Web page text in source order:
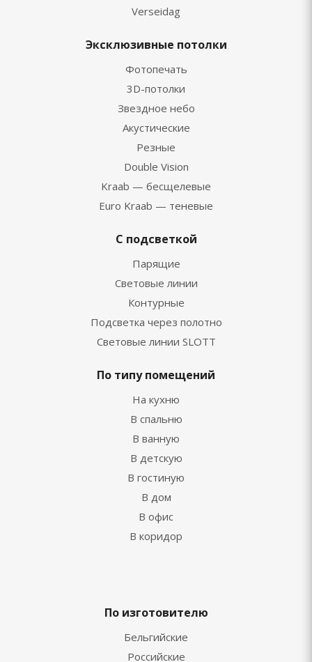
Verseidag
Эксклюзивные потолки
Фотопечать
3D-потолки
Звездное небо
Акустические
Резные
Double Vision
Kraab — бесщелевые
Euro Kraab — теневые
С подсветкой
Парящие
Световые линии
Контурные
Подсветка через полотно
Световые линии SLOTT
По типу помещений
На кухню
В спальню
В ванную
В детскую
В гостиную
В дом
В офис
В коридор
По изготовителю
Бельгийские
Российские